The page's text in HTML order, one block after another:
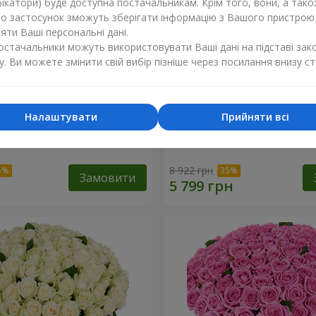
Замовити 8 922 грн
застосунок зможуть зберігати інформацію з Вашого
Ваші персональні дані.
можуть використовувати Ваші дані на підставі
Ви можете змінити свій вибір пізніше через посилання внизу
Прийняти всі
Налаштувати